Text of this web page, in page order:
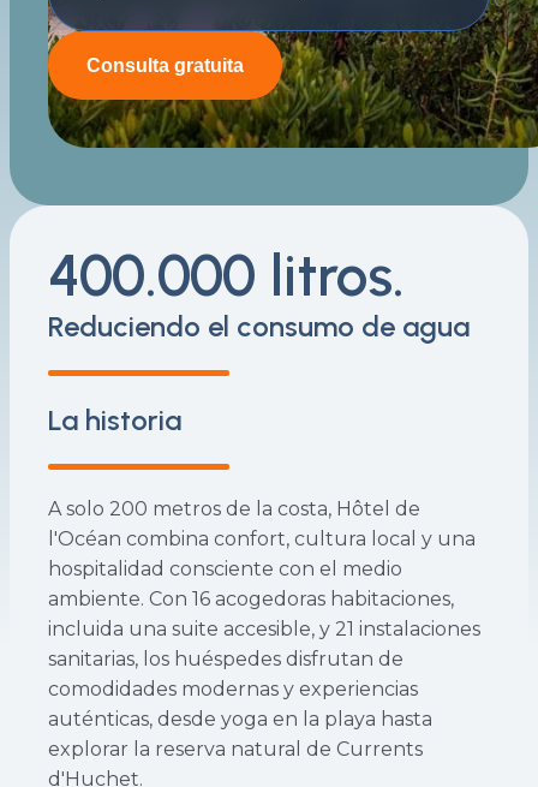
Consulta gratuita
400.000 litros.
Reduciendo el consumo de agua
La historia
A solo 200 metros de la costa, Hôtel de
l'Océan combina confort, cultura local y una
hospitalidad consciente con el medio
ambiente. Con 16 acogedoras habitaciones,
incluida una suite accesible, y 21 instalaciones
sanitarias, los huéspedes disfrutan de
comodidades modernas y experiencias
auténticas, desde yoga en la playa hasta
explorar la reserva natural de Currents
d'Huchet.